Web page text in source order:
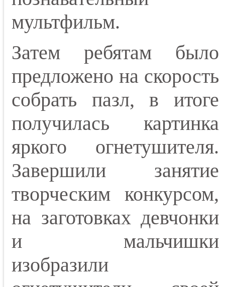
мультфильм.
Затем ребятам было
предложено на скорость
собрать пазл, в итоге
получилась картинка
яркого огнетушителя.
Завершили занятие
творческим конкурсом,
на заготовках девчонки
и мальчишки
изобразили